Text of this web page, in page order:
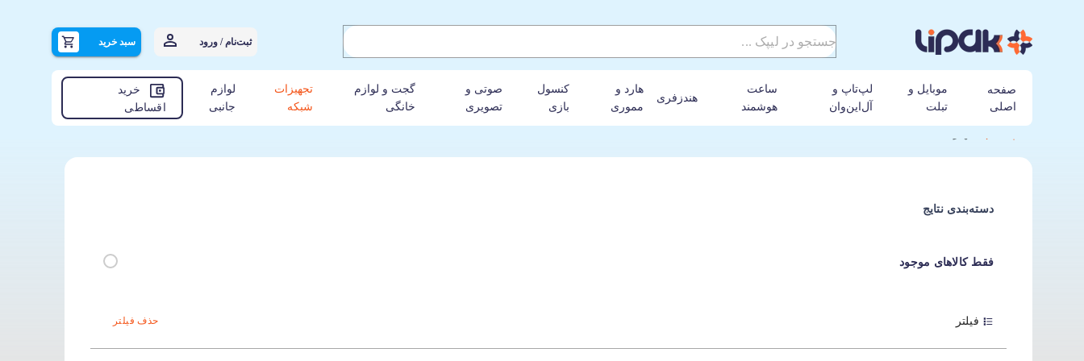
ثبت‌نام / ورود سبد خرید
صفحه
اصلی
موبایل و
تبلت
لپ‌تاپ و
آل‌این‌وان
ساعت
هوشمند
هندزفری
هارد و
مموری
کنسول
بازی
صوتی و
تصویری
گجت و لوازم
خانگی
تجهیزات
شبکه
لوازم
جانبی
خرید
اقساطی
دسته‌بندی نتایج
فقط کالاهای موجود
فیلتر حذف فیلتر